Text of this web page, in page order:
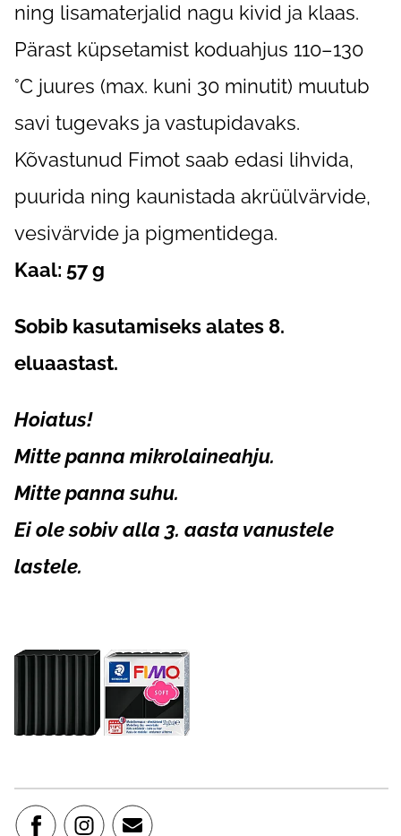
ning lisamaterjalid nagu kivid ja klaas.
Pärast küpsetamist koduahjus 110–130
°C juures (max. kuni 30 minutit) muutub
savi tugevaks ja vastupidavaks.
Kõvastunud Fimot saab edasi lihvida,
puurida ning kaunistada akrüülvärvide,
vesivärvide ja pigmentidega.
Kaal: 57 g
Sobib kasutamiseks alates 8.
eluaastast.
Hoiatus!
Mitte panna mikrolaineahju.
Mitte panna suhu.
Ei ole sobiv alla 3. aasta vanustele
lastele.